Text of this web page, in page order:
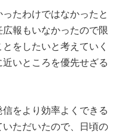
たわけではなかったと
報もいなかったので限
をしたいと考えていく
いところを優先せざる
をより効率よくできる
ただいたので、日頃の